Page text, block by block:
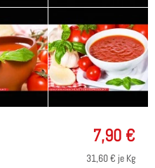
7,90 €
31,60€ je Kg